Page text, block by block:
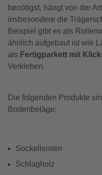
benötigst, hängt von der
insbesondere die
Beispiel gibt es als
ähnlich aufgebaut ist wie
als Fertigparkett mit
Verkleben.
Die folgenden Produkte
Bodenbeläge:
Sockelleisten
Schlagholz